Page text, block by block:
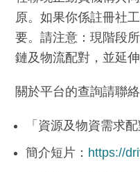
原。如果你係註冊社
要。請注意：現階段
鏈及物流配對，並延
關於平台的查詢請聯
「資源及物資需求
簡介短片： https://